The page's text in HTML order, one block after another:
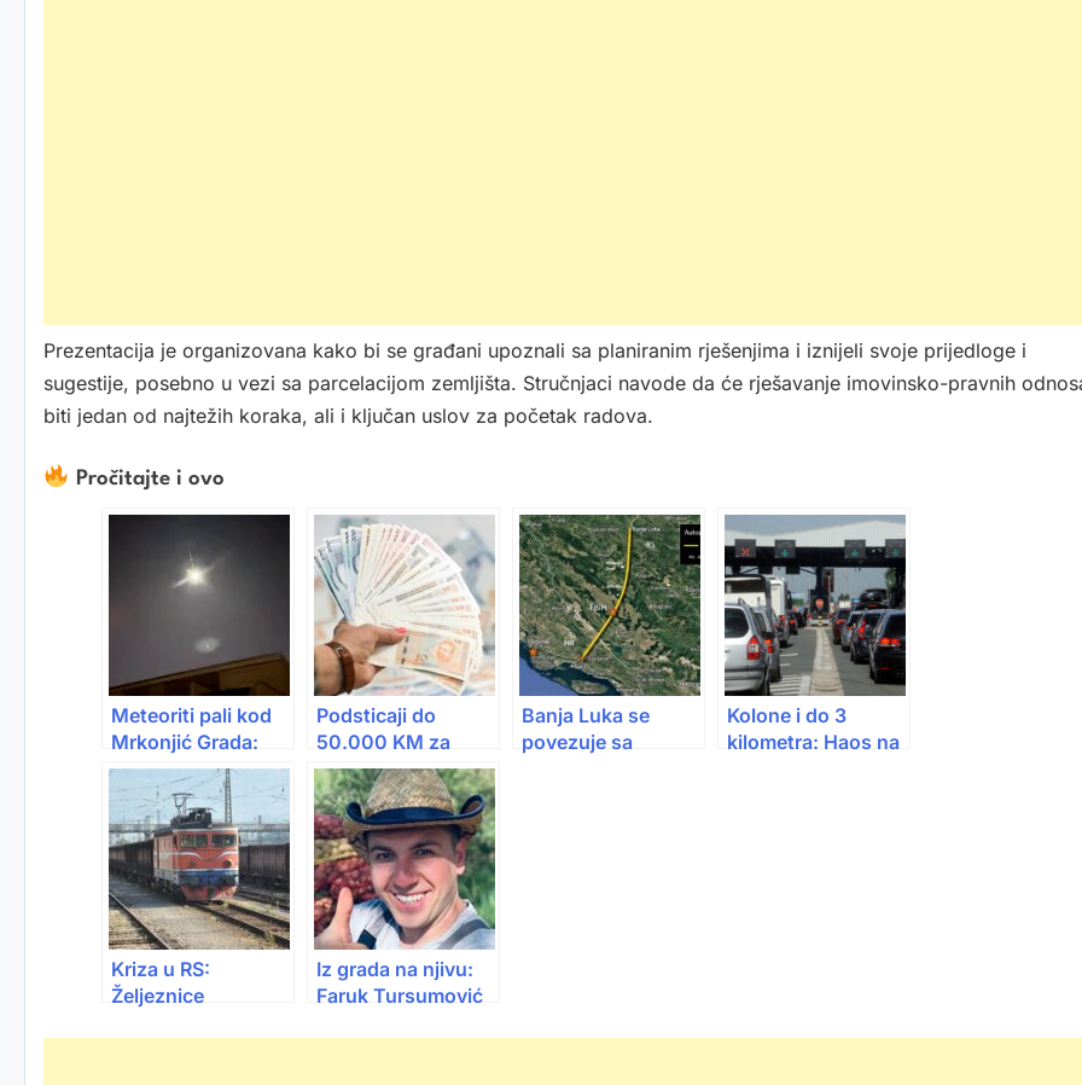
Prezentacija je organizovana kako bi se građani upoznali sa planiranim rješenjima i iznijeli svoje prijedloge i
sugestije, posebno u vezi sa parcelacijom zemljišta. Stručnjaci navode da će rješavanje imovinsko-pravnih
biti jedan od najtežih koraka, ali i ključan uslov za početak radova.
Pročitajte i ovo
Meteoriti pali kod
Mrkonjić Grada:
Astronomi pozivaju
građane da obrate
pažnju
Podsticaji do
50.000 KM za
firme u RS:
Otvoreni javni
pozivi
Banja Luka se
povezuje sa
Kolone i do 3
kilometra: Haos na
Kriza u RS:
Željeznice
Iz grada na njivu:
Faruk Tursumović